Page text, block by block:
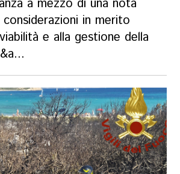
a mezzo di una nota
in merito
e alla gestione della